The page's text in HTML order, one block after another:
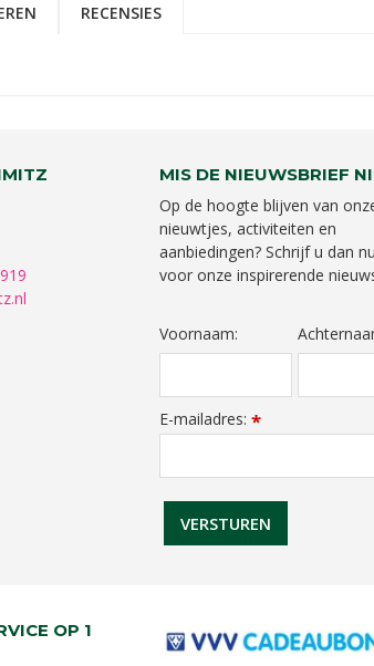
RECENSIES
MIS DE NIEUWSBRIEF
Op de hoogte blijven van
nieuwtjes, activiteiten en
aanbiedingen? Schrijf u dan
voor onze inspirerende
Voornaam:
E-mailadres: *
OP 1